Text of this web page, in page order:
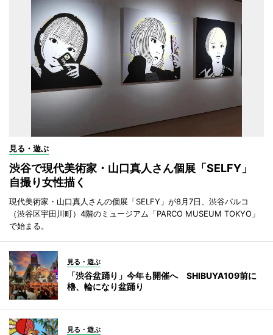
見る・遊ぶ
渋谷で現代美術家・山口真人さん個展「SELFY」
自撮り女性描く
現代美術家・山口真人さんの個展「SELFY」が8月7日、渋谷パルコ
（渋谷区宇田川町）4階のミュージアム「PARCO MUSEUM TOKYO」
で始まる。
見る・遊ぶ
「渋谷盆踊り」今年も開催へ SHIBUYA109前に
櫓、輪になり盆踊り
見る・遊ぶ